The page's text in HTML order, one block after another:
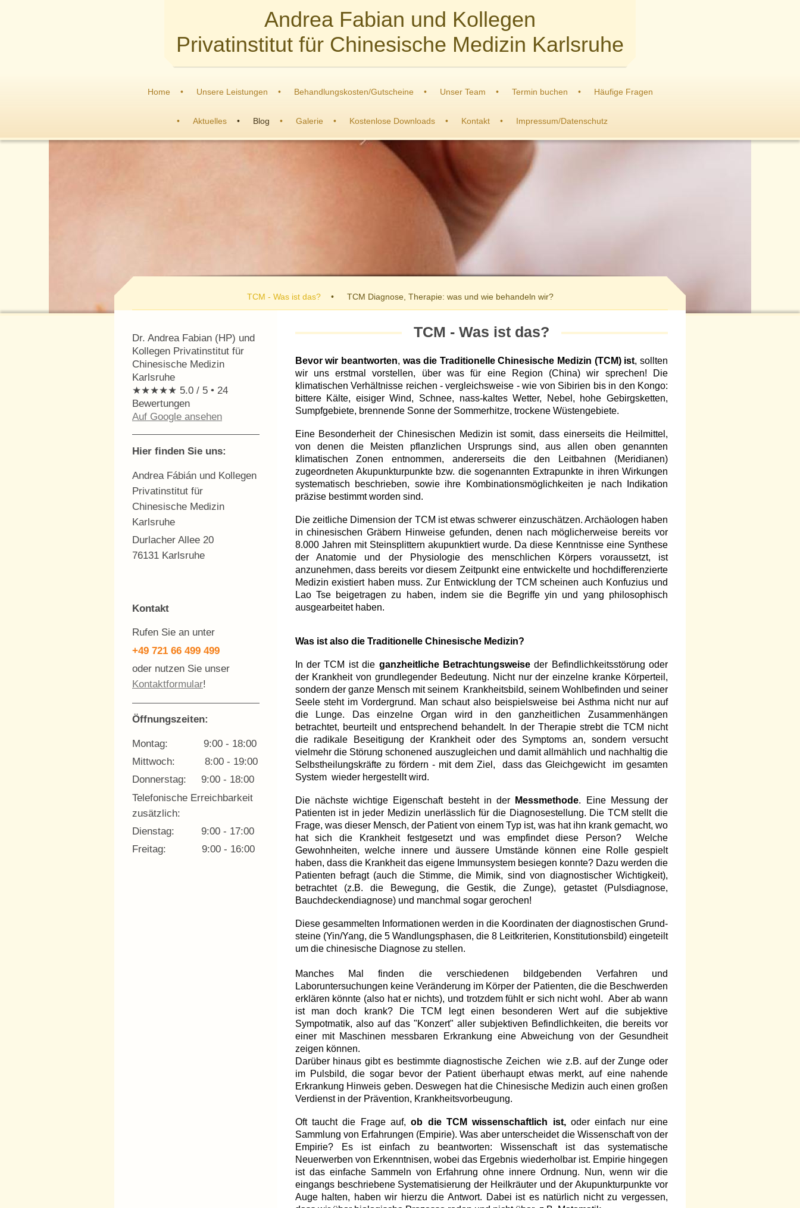
Andrea Fabian und Kollegen
Privatinstitut für Chinesische Medizin Karlsruhe
Home Unsere Leistungen Behandlungskosten/Gutscheine Unser Team Termin buchen Häufige Fragen
Aktuelles Blog Galerie Kostenlose Downloads Kontakt Impressum/Datenschutz
TCM - Was ist das? TCM Diagnose, Therapie: was und wie behandeln wir?
TCM - Was ist das?
Bevor wir beantworten, was die Traditionelle Chinesische Medizin (TCM) ist, sollten
wir uns erstmal vorstellen, über was für eine Region (China) wir sprechen! Die
klimatischen Verhältnisse reichen - vergleichsweise - wie von Sibirien bis in den Kongo:
bittere Kälte, eisiger Wind, Schnee, nass-kaltes Wetter, Nebel, hohe Gebirgsketten,
Sumpfgebiete, brennende Sonne der Sommerhitze, trockene Wüstengebiete.
Eine Besonderheit der Chinesischen Medizin ist somit, dass einerseits die Heilmittel,
von denen die Meisten pflanzlichen Ursprungs sind, aus allen oben genannten
klimatischen Zonen entnommen, andererseits die den Leitbahnen (Meridianen)
zugeordneten Akupunkturpunkte bzw. die sogenannten Extrapunkte in ihren Wirkungen
systematisch beschrieben, sowie ihre Kombinationsmöglichkeiten je nach Indikation
präzise bestimmt worden sind.
Die zeitliche Dimension der TCM ist etwas schwerer einzuschätzen. Archäologen haben
in chinesischen Gräbern Hinweise gefunden, denen nach möglicherweise bereits vor
8.000 Jahren mit Steinsplittern akupunktiert wurde. Da diese Kenntnisse eine Synthese
der Anatomie und der Physiologie des menschlichen Körpers voraussetzt, ist
anzunehmen, dass bereits vor diesem Zeitpunkt eine entwickelte und hochdifferenzierte
Medizin existiert haben muss. Zur Entwicklung der TCM scheinen auch Konfuzius und
Lao Tse beigetragen zu haben, indem sie die Begriffe yin und yang philosophisch
ausgearbeitet haben.
Was ist also die Traditionelle Chinesische Medizin?
In der TCM ist die ganzheitliche Betrachtungsweiseder Befindlichkeitsstörung oder
der Krankheit von grundlegender Bedeutung. Nicht nur der einzelne kranke Körperteil,
sondern der ganze Mensch mit seinem Krankheitsbild, seinem Wohlbefinden und seiner
Seele steht im Vordergrund. Man schaut also beispielsweise bei Asthma nicht nur auf
die Lunge. Das einzelne Organ wird in den ganzheitlichen Zusammenhängen
betrachtet, beurteilt und entsprechend behandelt. In der Therapie strebt die TCM nicht
die radikale Beseitigung der Krankheit oder des Symptoms an, sondern versucht
vielmehr die Störung schonened auszugleichen und damit allmählich und nachhaltig die
Selbstheilungskräfte zu fördern - mit dem Ziel, dass das Gleichgewicht im gesamten
System wieder hergestellt wird.
Die nächste wichtige Eigenschaft besteht in der Messmethode. Eine Messung der
Patienten ist in jeder Medizin unerlässlichfür die Diagnosestellung. Die TCM stellt die
Frage, was dieser Mensch, der Patient von einem Typ ist, was hat ihn krank gemacht, wo
hat sich die Krankheit festgesetzt und was empfindet diese Person? Welche
Gewohnheiten, welche innere und äussere Umstände können eine Rolle gespielt
haben, dass die Krankheit das eigene Immunsystem besiegen konnte? Dazu werden die
Patienten befragt (auch die Stimme, die Mimik, sind von diagnostischer Wichtigkeit),
betrachtet (z.B. die Bewegung, die Gestik, die Zunge), getastet (Pulsdiagnose,
Bauchdeckendiagnose) und manchmal sogar gerochen!
Diese gesammelten Informationen werden in die Koordinaten der diagnostischen Grund-
steine (Yin/Yang, die 5 Wandlungsphasen, die 8 Leitkriterien, Konstitutionsbild) eingeteilt
um die chinesische Diagnose zu stellen.
Manches Mal finden die verschiedenen bildgebenden Verfahren und
Laboruntersuchungen keine Veränderung im Körper der Patienten, die die Beschwerden
erklären könnte (also hat er nichts), und trotzdemfühlt er sich nicht wohl. Aber ab wann
ist man doch krank? Die TCM legt einen besonderen Wert auf die subjektive
Sympotmatik, also auf das "Konzert" aller subjektiven Befindlichkeiten, die bereits vor
einer mit Maschinen messbaren Erkrankung eine Abweichung von der Gesundheit
zeigen können.
Darüber hinaus gibt es bestimmte diagnostische Zeichen wie z.B. auf der Zunge oder
im Pulsbild, die sogar bevor der Patient überhaupt etwas merkt, auf eine nahende
Erkrankung Hinweis geben. Deswegen hat die Chinesische Medizin auch einen großen
Verdienst in der Prävention, Krankheitsvorbeugung.
Oft taucht die Frage auf,ob die TCM wissenschaftlich ist,oder einfach nur eine
Sammlung von Erfahrungen (Empirie). Was aber unterscheidet die Wissenschaft von der
Empirie? Es ist einfach zu beantworten: Wissenschaft ist das systematische
Neuerwerben von Erkenntnisen, wobei das Ergebnis wiederholbar ist. Empirie hingegen
ist das einfache Sammeln von Erfahrung ohne innere Ordnung. Nun, wenn wir die
eingangs beschriebene Systematisierung der Heilkräuter und der Akupunkturpunkte vor
Auge halten, haben wir hierzu die Antwort. Dabei ist es natürlich nicht zu vergessen,
Dr. Andrea Fabian (HP) und
Kollegen Privatinstitut für
Chinesische Medizin
Karlsruhe
★★★★★ 5.0 / 5 • 24
Bewertungen
Auf Google ansehen
Hier finden Sie uns:
Andrea Fábián und Kollegen
Privatinstitut für
Chinesische Medizin
Karlsruhe
Durlacher Allee 20
76131 Karlsruhe
Kontakt
Rufen Sie an unter
+49 721 66 499 499
oder nutzen Sie unser
Kontaktformular!
Öffnungszeiten:
Montag: 9:00 - 18:00
Mittwoch: 8:00 - 19:00
Donnerstag: 9:00 - 18:00
Telefonische Erreichbarkeit
zusätzlich:
Dienstag: 9:00 - 17:00
Freitag: 9:00 - 16:00